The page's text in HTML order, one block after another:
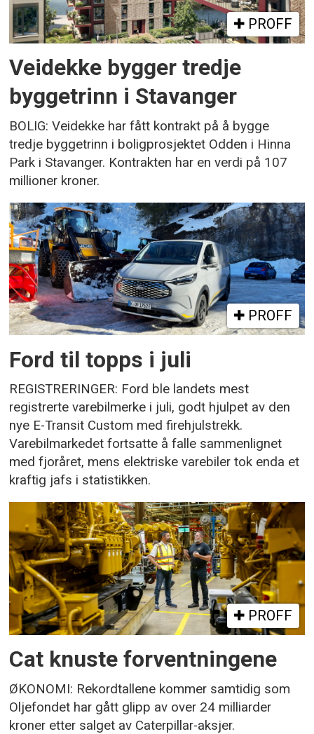
PROFF
Veidekke bygger tredje
byggetrinn i Stavanger
BOLIG: Veidekke har fått kontrakt på å bygge
tredje byggetrinn i boligprosjektet Odden i Hinna
Park i Stavanger. Kontrakten har en verdi på 107
millioner kroner.
PROFF
Ford til topps i juli
REGISTRERINGER: Ford ble landets mest
registrerte varebilmerke i juli, godt hjulpet av den
nye E-Transit Custom med firehjulstrekk.
Varebilmarkedet fortsatte å falle sammenlignet
med fjoråret, mens elektriske varebiler tok enda et
kraftig jafs i statistikken.
PROFF
Cat knuste forventningene
ØKONOMI: Rekordtallene kommer samtidig som
Oljefondet har gått glipp av over 24 milliarder
kroner etter salget av Caterpillar-aksjer.